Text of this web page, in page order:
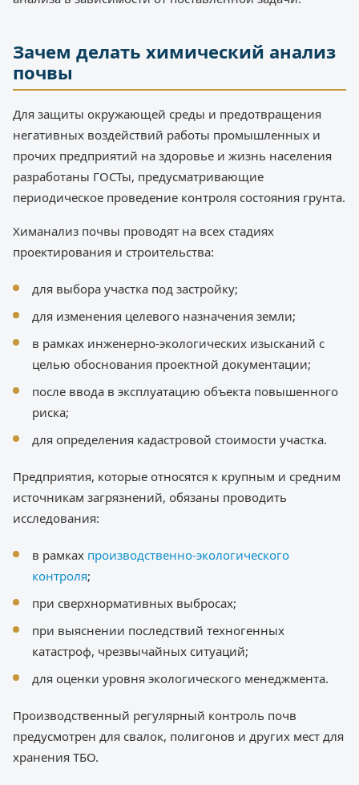
Зачем делать химический анализ
почвы
Для защиты окружающей среды и предотвращения
негативных воздействий работы промышленных и
прочих предприятий на здоровье и жизнь населения
разработаны ГОСТы, предусматривающие
периодическое проведение контроля состояния грунта.
Химанализ почвы проводят на всех стадиях
проектирования и строительства:
для выбора участка под застройку;
для изменения целевого назначения земли;
в рамках инженерно-экологических изысканий с
целью обоснования проектной документации;
после ввода в эксплуатацию объекта повышенного
риска;
для определения кадастровой стоимости участка.
Предприятия, которые относятся к крупным и средним
источникам загрязнений, обязаны проводить
исследования:
в рамках производственно-экологического
контроля;
при сверхнормативных выбросах;
при выяснении последствий техногенных
катастроф, чрезвычайных ситуаций;
для оценки уровня экологического менеджмента.
Производственный регулярный контроль почв
предусмотрен для свалок, полигонов и других мест для
хранения ТБО.